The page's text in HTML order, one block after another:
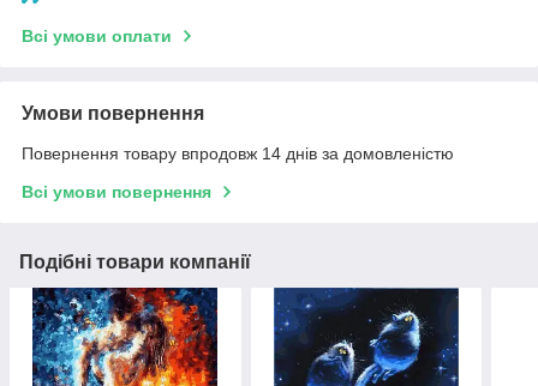
Всі умови оплати
Умови повернення
Повернення товару впродовж 14 днів за домовленістю
Всі умови повернення
Подібні товари компанії